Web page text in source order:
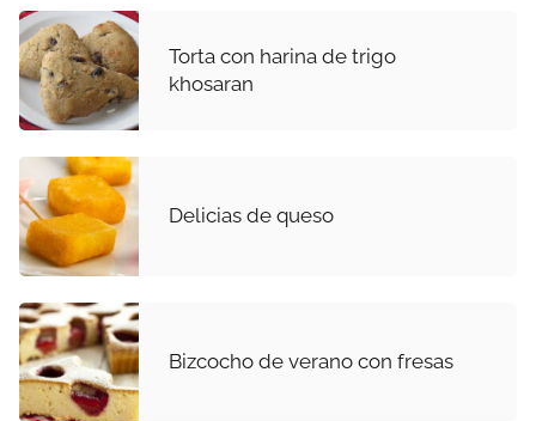
Torta con harina de trigo
khosaran
Delicias de queso
Bizcocho de verano con fresas